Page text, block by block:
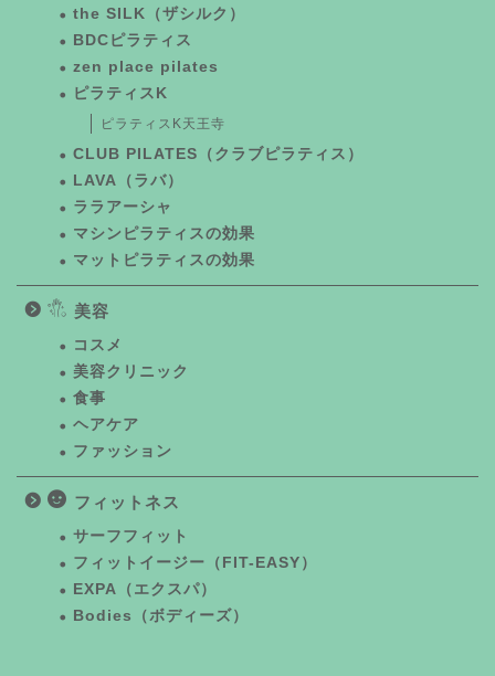
the SILK（ザシルク）
BDCピラティス
zen place pilates
ピラティスK
ピラティスK天王寺
CLUB PILATES（クラブピラティス）
LAVA（ラバ）
ララアーシャ
マシンピラティスの効果
マットピラティスの効果
美容
コスメ
美容クリニック
食事
ヘアケア
ファッション
フィットネス
サーフフィット
フィットイージー（FIT-EASY）
EXPA（エクスパ）
Bodies（ボディーズ）